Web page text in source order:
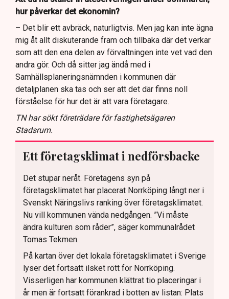
hur påverkar det ekonomin?
– Det blir ett avbräck, naturligtvis. Men jag kan inte ägna
mig åt allt diskuterande fram och tillbaka där det verkar
som att den ena delen av förvaltningen inte vet vad den
andra gör. Och då sitter jag ändå med i
Samhällsplaneringsnämnden i kommunen där
detaljplanen ska tas och ser att det där finns noll
förståelse för hur det är att vara företagare.
TN har sökt företrädare för fastighetsägaren
Stadsrum.
Ett företagsklimat i nedförsbacke
Det stupar neråt. Företagens syn på
företagsklimatet har placerat Norrköping långt ner i
Svenskt Näringslivs ranking över företagsklimatet.
Nu vill kommunen vända nedgången. ”Vi måste
ändra kulturen som råder”, säger kommunalrådet
Tomas Tekmen.
På kartan över det lokala företagsklimatet i Sverige
lyser det fortsatt ilsket rött för Norrköping.
Visserligen har kommunen klättrat tio placeringar i
år men är fortsatt förankrad i botten av listan: Plats